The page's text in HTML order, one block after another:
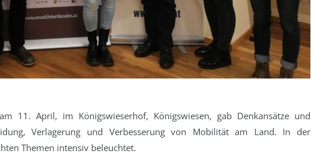
11. April, im Königswieserhof, Königswiesen, gab Denkansätze und
Verlagerung und Verbesserung von Mobilität am Land. In der
Themen intensiv beleuchtet.